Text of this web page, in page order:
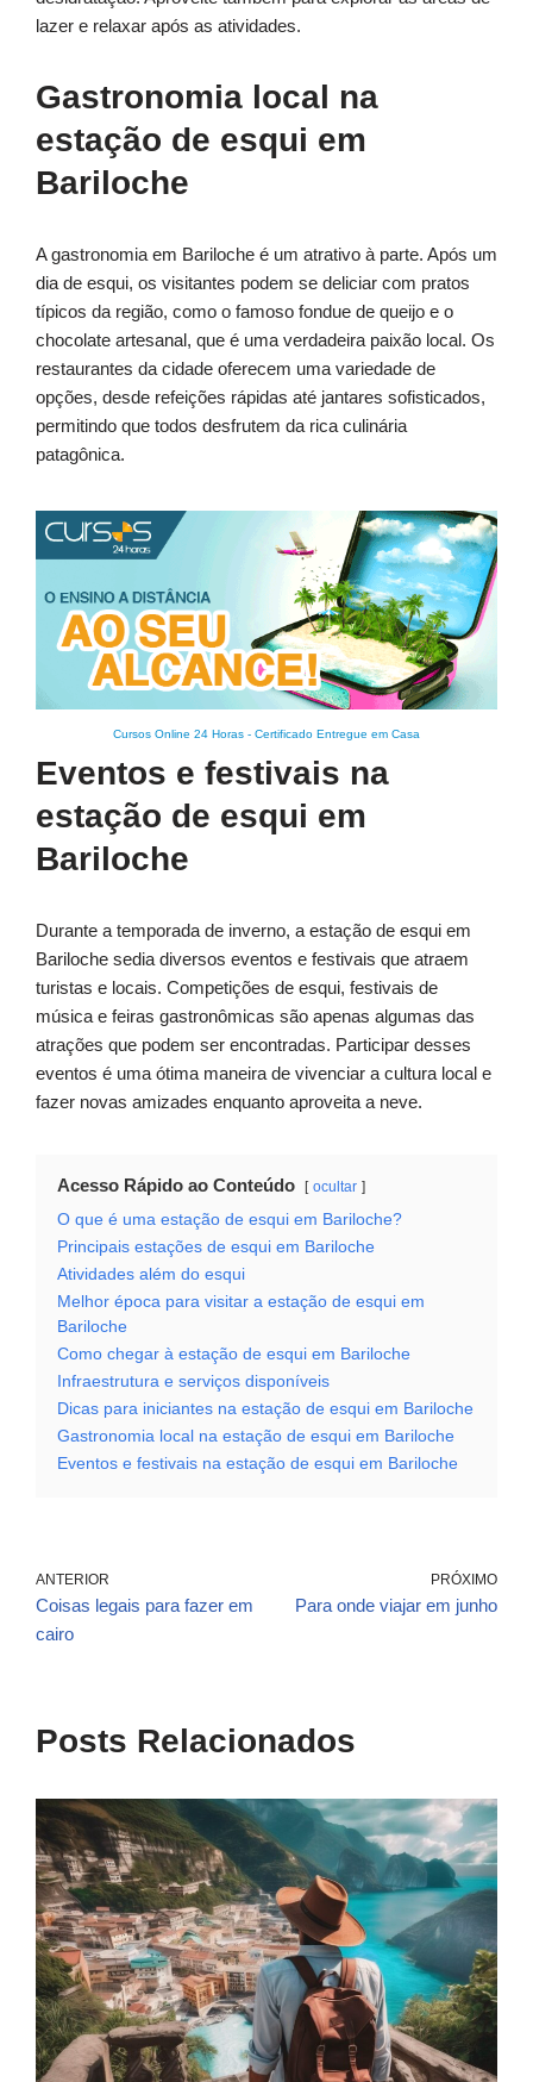
lazer e relaxar após as atividades.
Gastronomia local na
estação de esqui em
Bariloche
A gastronomia em Bariloche é um atrativo à parte. Após um
dia de esqui, os visitantes podem se deliciar com pratos
típicos da região, como o famoso fondue de queijo e o
chocolate artesanal, que é uma verdadeira paixão local. Os
restaurantes da cidade oferecem uma variedade de
opções, desde refeições rápidas até jantares sofisticados,
permitindo que todos desfrutem da rica culinária
patagônica.
Cursos Online 24 Horas - Certificado Entregue em Casa
Eventos e festivais na
estação de esqui em
Bariloche
Durante a temporada de inverno, a estação de esqui em
Bariloche sedia diversos eventos e festivais que atraem
turistas e locais. Competições de esqui, festivais de
música e feiras gastronômicas são apenas algumas das
atrações que podem ser encontradas. Participar desses
eventos é uma ótima maneira de vivenciar a cultura local e
fazer novas amizades enquanto aproveita a neve.
Acesso Rápido ao Conteúdo ocultar
O que é uma estação de esqui em Bariloche?
Principais estações de esqui em Bariloche
Atividades além do esqui
Melhor época para visitar a estação de esqui em
Bariloche
Como chegar à estação de esqui em Bariloche
Infraestrutura e serviços disponíveis
Dicas para iniciantes na estação de esqui em Bariloche
Gastronomia local na estação de esqui em Bariloche
Eventos e festivais na estação de esqui em Bariloche
ANTERIOR
Coisas legais para fazer em
cairo
PRÓXIMO
Para onde viajar em junho
Posts Relacionados